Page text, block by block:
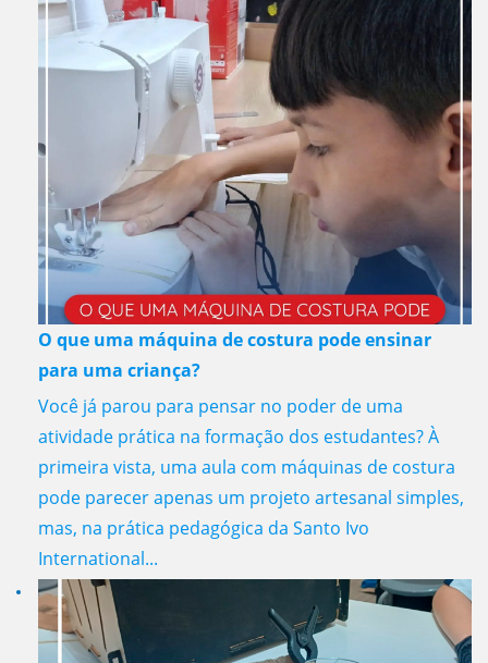
O que uma máquina de costura pode ensinar
para uma criança?
Você já parou para pensar no poder de uma
atividade prática na formação dos estudantes? À
primeira vista, uma aula com máquinas de costura
pode parecer apenas um projeto artesanal simples,
mas, na prática pedagógica da Santo Ivo
International...